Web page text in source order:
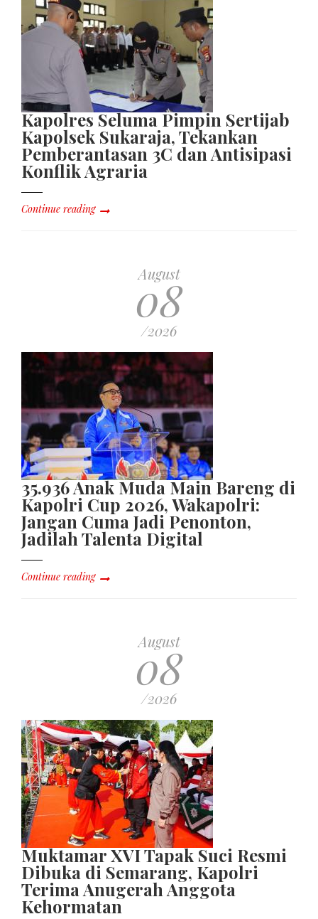
Kapolres Seluma Pimpin Sertijab
Kapolsek Sukaraja, Tekankan
Pemberantasan 3C dan Antisipasi
Konflik Agraria
Continue reading
August
08
/2026
35.936 Anak Muda Main Bareng di
Kapolri Cup 2026, Wakapolri:
Jangan Cuma Jadi Penonton,
Jadilah Talenta Digital
Continue reading
August
08
/2026
Muktamar XVI Tapak Suci Resmi
Dibuka di Semarang, Kapolri
Terima Anugerah Anggota
Kehormatan